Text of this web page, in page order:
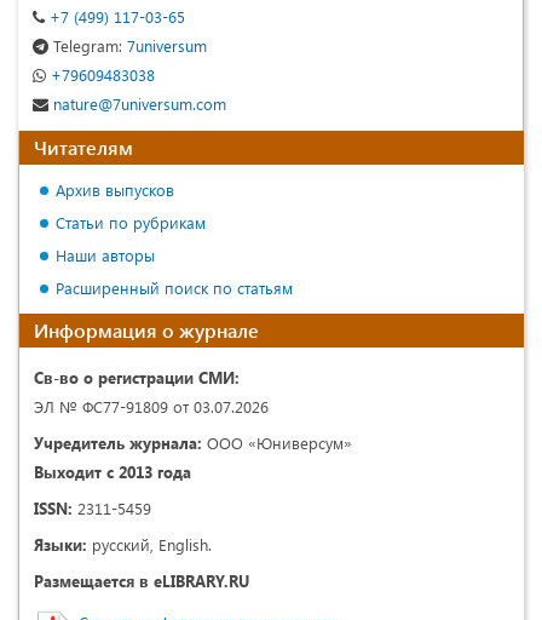
+7 (499) 117-03-65
Telegram: 7universum
+79609483038
nature@7universum.com
Читателям
Архив выпусков
Статьи по рубрикам
Наши авторы
Расширенный поиск по статьям
Информация о журнале
Св-во о регистрации СМИ:
ЭЛ № ФС77-91809 от 03.07.2026
Учредитель журнала: ООО «Юниверсум»
Выходит с 2013 года
ISSN: 2311-5459
Языки: русский, English.
Размещается в eLIBRARY.RU